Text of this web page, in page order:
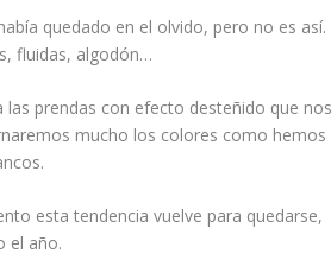
quedado en el olvido, pero no es así.
fluidas, algodón…
las prendas con efecto desteñido que
mucho los colores como hemos
esta tendencia vuelve para quedarse,
el año.